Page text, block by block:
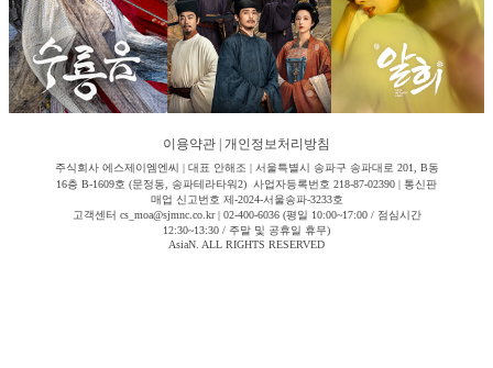
이용약관 개인정보처리방침
주식회사 에스제이엠엔씨 | 대표 안해조 | 서울특별시 송파구 송파대로 201, B동
16층 B-1609호 (문정동, 송파테라타워2) 사업자등록번호 218-87-02390 | 통신판
매업 신고번호 제-2024-서울송파-3233호
고객센터 cs_moa@sjmnc.co.kr | 02-400-6036 (평일 10:00~17:00 / 점심시간
12:30~13:30 / 주말 및 공휴일 휴무)
AsiaN. ALL RIGHTS RESERVED